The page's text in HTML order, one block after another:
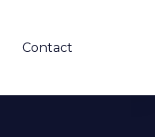
Contact